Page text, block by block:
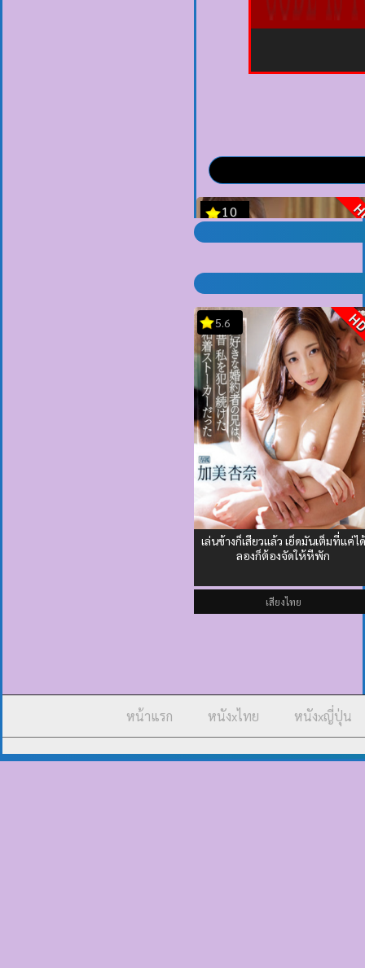
5.6
เล่นข้างก็เสียวแล้ว เย็ดมันเต็มที่แค่ได้
ลองก็ต้องจัดให้หีพัก
เสียงไทย
หน้าแรก หนังxไทย หนังxญี่ปุ่น